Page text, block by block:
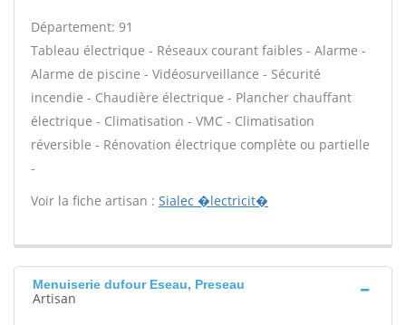
Département: 91
Tableau électrique - Réseaux courant faibles - Alarme -
Alarme de piscine - Vidéosurveillance - Sécurité
incendie - Chaudière électrique - Plancher chauffant
électrique - Climatisation - VMC - Climatisation
réversible - Rénovation électrique complète ou partielle
-
Voir la fiche artisan : Sialec �lectricit�
Menuiserie dufour Eseau, Preseau
Artisan